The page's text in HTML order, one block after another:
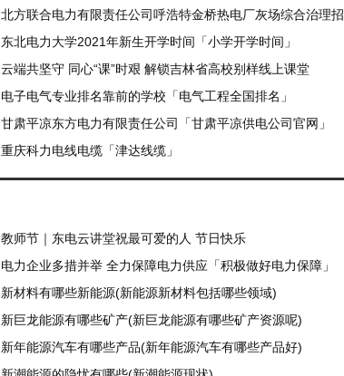
北方联合电力有限责任公司呼浩特金桥热电厂灰场综合治理招标公告
东北电力大学2021年新生开学时间「小学开学时间」
云端共坚守 同心“课”时艰 解锁吉林省高校别样线上课堂
电子电气专业排名靠前的学校「电气工程全国排名」
甘肃平凉东方电力有限责任公司「甘肃平凉供电公司官网」
重庆科力电线电缆「津达线缆」
教师节｜东电云讲堂祝最可爱的人 节日快乐
电力企业多措并举 全力保障电力供应「积极做好电力保障」
新材料有哪些新能源(新能源新材料包括哪些领域)
新巨龙能源有哪些矿产(新巨龙能源有哪些矿产资源呢)
新年能源汽车有哪些产品(新年能源汽车有哪些产品好)